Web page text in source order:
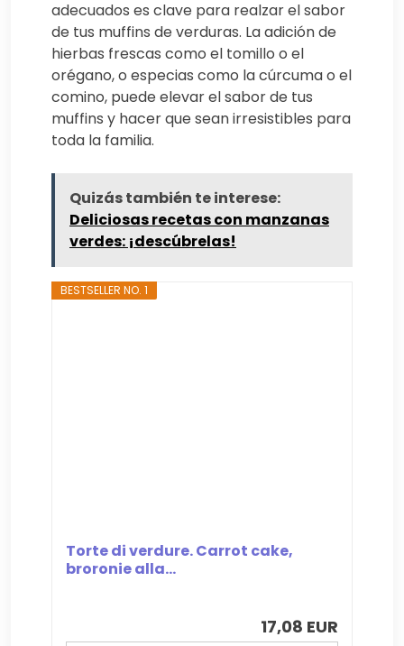
adecuados es clave para realzar el sabor
de tus muffins de verduras. La adición de
hierbas frescas como el tomillo o el
orégano, o especias como la cúrcuma o el
comino, puede elevar el sabor de tus
muffins y hacer que sean irresistibles para
toda la familia.
Quizás también te interese:
Deliciosas recetas con manzanas
verdes: ¡descúbrelas!
BESTSELLER NO. 1
Torte di verdure. Carrot cake,
broronie alla...
17,08 EUR